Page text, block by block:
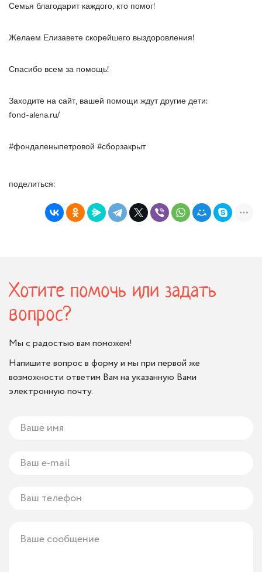
Семья благодарит каждого, кто помог!
Желаем Елизавете скорейшего выздоровления!
Спасибо всем за помощь!
Заходите на сайт, вашей помощи ждут другие дети:
fond-alena.ru/
#фондаленыпетровой #сборзакрыт
поделиться:
Хотите помочь или задать
вопрос?
Мы с радостью вам поможем!
Напишите вопрос в форму и мы при первой же
возможности ответим Вам на указанную Вами
электронную почту.